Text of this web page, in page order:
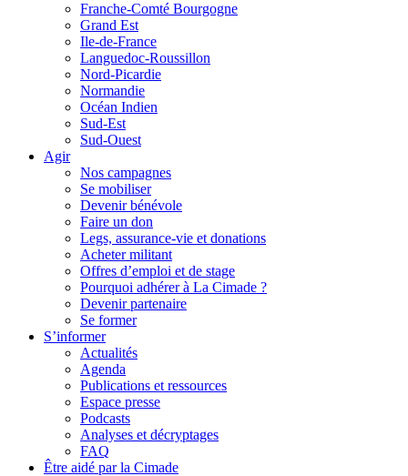
Franche-Comté Bourgogne
Grand Est
Ile-de-France
Languedoc-Roussillon
Nord-Picardie
Normandie
Océan Indien
Sud-Est
Sud-Ouest
Agir
Nos campagnes
Se mobiliser
Devenir bénévole
Faire un don
Legs, assurance-vie et donations
Acheter militant
Offres d’emploi et de stage
Pourquoi adhérer à La Cimade ?
Devenir partenaire
Se former
S’informer
Actualités
Agenda
Publications et ressources
Espace presse
Podcasts
Analyses et décryptages
FAQ
Être aidé par la Cimade